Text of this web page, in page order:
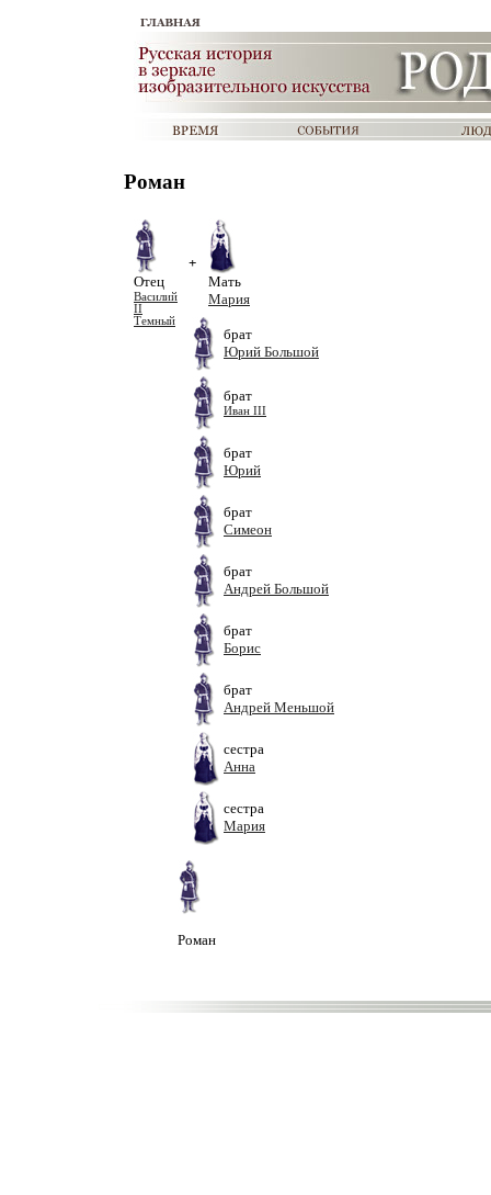
Роман
Отец
Василий
II
Темный
+
Мать
Мария
брат
Юрий Большой
брат
Иван III
брат
Юрий
брат
Симеон
брат
Андрей Большой
брат
Борис
брат
Андрей Меньшой
сестра
Анна
сестра
Мария
Роман